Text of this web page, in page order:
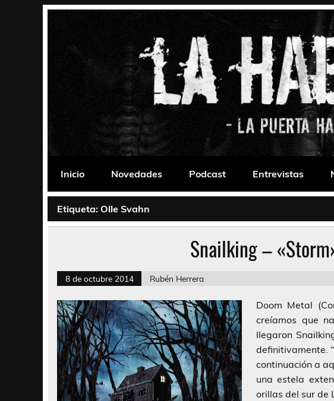
La Habitación 235
Inicio
Novedades Podcast Entrevistas
Etiqueta: Olle Svahn
Snailking –
8 de octubre 2014 Rubén Herrera
Doom Metal
creíamos que
llegaron
definitivamente.
continuación a
una estela
orillas del sur de